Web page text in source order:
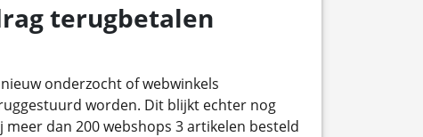
terugbetalen
onderzocht of webwinkels
worden. Dit blijkt echter nog
dan 200 webshops 3 artikelen besteld